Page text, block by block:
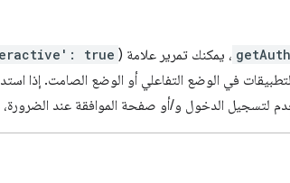
، يمكنك تمرير علامة ( true
في الوضع التفاعلي أو الوضع الصامت. إذا
لتسجيل الدخول و/أو صفحة الموافقة عند الضرورة،